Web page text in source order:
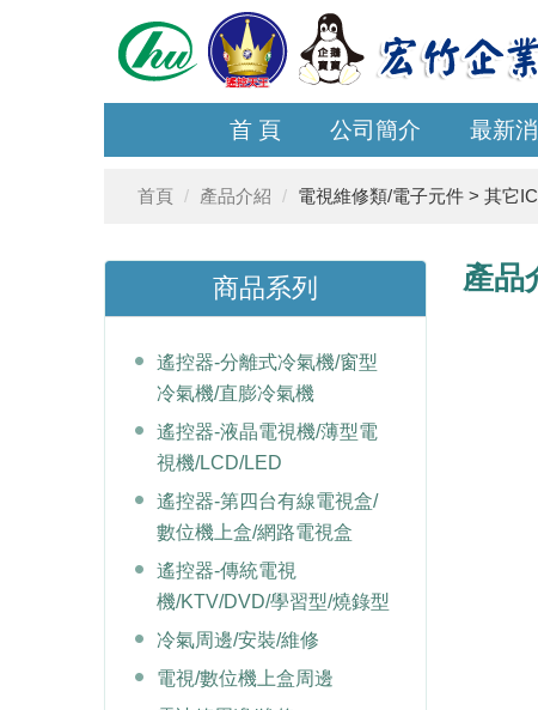
首 頁 公司簡介 最新
首頁 產品介紹 電視維修類/電子元件 > 其它IC
商品系列
遙控器-分離式冷氣機/窗型
冷氣機/直膨冷氣機
遙控器-液晶電視機/薄型電
視機/LCD/LED
遙控器-第四台有線電視盒/
數位機上盒/網路電視盒
遙控器-傳統電視
機/KTV/DVD/學習型/燒錄型
冷氣周邊/安裝/維修
電視/數位機上盒周邊
產品